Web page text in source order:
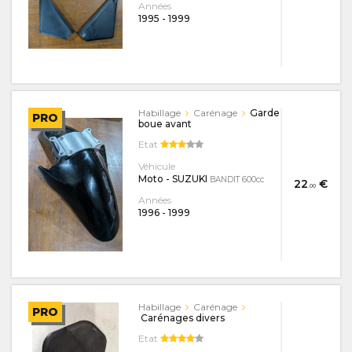
Années
1995 - 1999
PRO
22.00 €
Habillage Carénage
Garde
boue avant
Etat
Véhicule
Moto - SUZUKI BANDIT 600cc
Années
1996 - 1999
PRO Habillage
Carénage
Carénages divers
Etat